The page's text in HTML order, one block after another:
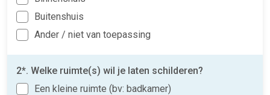
Buitenshuis
Ander / niet van toepassing
2*. Welke ruimte(s) wil je laten schilderen?
Een kleine ruimte (bv: badkamer)